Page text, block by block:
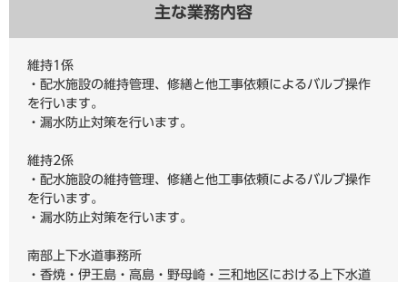
主な業務内容
維持1係
・配水施設の維持管理、修繕と他工事依頼によるバルブ操作
を行います。
・漏水防止対策を行います。
維持2係
・配水施設の維持管理、修繕と他工事依頼によるバルブ操作
を行います。
・漏水防止対策を行います。
南部上下水道事務所
・香焼・伊王島・高島・野母崎・三和地区における上下水道